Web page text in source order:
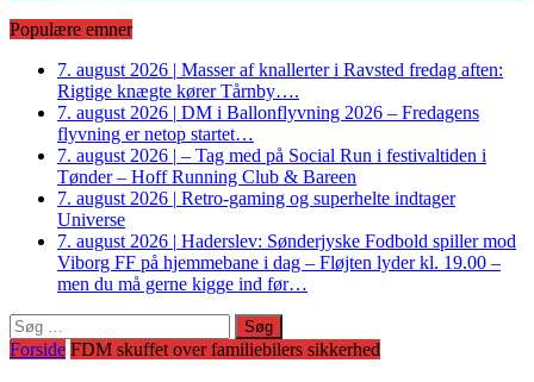
Populære emner
7. august 2026 | Masser af knallerter i Ravsted fredag aften:
Rigtige knægte kører Tårnby….
7. august 2026 | DM i Ballonflyvning 2026 – Fredagens
flyvning er netop startet…
7. august 2026 | – Tag med på Social Run i festivaltiden i
Tønder – Hoff Running Club & Bareen
7. august 2026 | Retro-gaming og superhelte indtager
Universe
7. august 2026 | Haderslev: Sønderjyske Fodbold spiller mod
Viborg FF på hjemmebane i dag – Fløjten lyder kl. 19.00 –
men du må gerne kigge ind før…
Søg
efter:
Forside FDM skuffet over familiebilers sikkerhed